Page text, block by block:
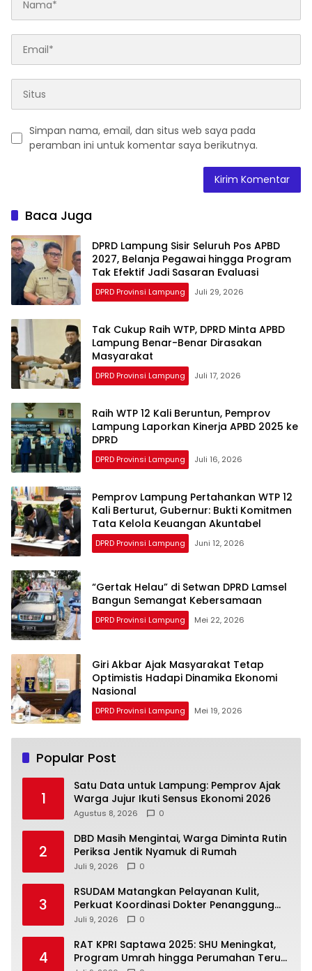
Simpan nama, email, dan situs web saya pada
peramban ini untuk komentar saya berikutnya.
Baca Juga
DPRD Lampung Sisir Seluruh Pos APBD
2027, Belanja Pegawai hingga Program
Tak Efektif Jadi Sasaran Evaluasi
DPRD Provinsi Lampung Juli 29, 2026
Tak Cukup Raih WTP, DPRD Minta APBD
Lampung Benar-Benar Dirasakan
Masyarakat
DPRD Provinsi Lampung Juli 17, 2026
Raih WTP 12 Kali Beruntun, Pemprov
Lampung Laporkan Kinerja APBD 2025 ke
DPRD
DPRD Provinsi Lampung Juli 16, 2026
Pemprov Lampung Pertahankan WTP 12
Kali Berturut, Gubernur: Bukti Komitmen
Tata Kelola Keuangan Akuntabel
DPRD Provinsi Lampung Juni 12, 2026
“Gertak Helau” di Setwan DPRD Lamsel
Bangun Semangat Kebersamaan
DPRD Provinsi Lampung Mei 22, 2026
Giri Akbar Ajak Masyarakat Tetap
Optimistis Hadapi Dinamika Ekonomi
Nasional
DPRD Provinsi Lampung Mei 19, 2026
Popular Post
1
Satu Data untuk Lampung: Pemprov Ajak
Warga Jujur Ikuti Sensus Ekonomi 2026
Agustus 8, 2026 0
2
DBD Masih Mengintai, Warga Diminta Rutin
Periksa Jentik Nyamuk di Rumah
Juli 9, 2026 0
3
RSUDAM Matangkan Pelayanan Kulit,
Perkuat Koordinasi Dokter Penanggung
Jawab Pasien
Juli 9, 2026 0
4
RAT KPRI Saptawa 2025: SHU Meningkat,
Program Umrah hingga Perumahan Terus